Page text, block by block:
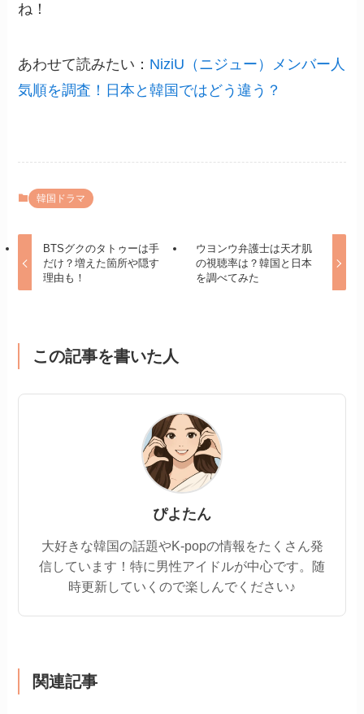
ね！
あわせて読みたい： NiziU（ニジュー）メンバー人
気順を調査！日本と韓国ではどう違う？
韓国ドラマ
BTSグクのタトゥーは手
だけ？増えた箇所や隠す
理由も！
ウヨンウ弁護士は天才肌
の視聴率は？韓国と日本
を調べてみた
この記事を書いた人
ぴよたん
大好きな韓国の話題やK-popの情報をたくさん発
信しています！特に男性アイドルが中心です。随
時更新していくので楽しんでください♪
関連記事